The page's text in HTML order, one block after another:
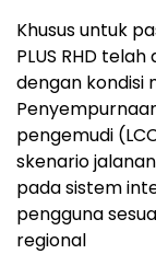
Khusus untuk
PLUS RHD
dengan kondisi
pengemudi
skenario
pada sistem
pengguna
regional